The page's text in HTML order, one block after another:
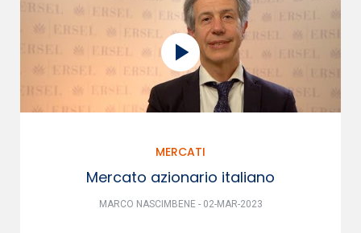
MERCATI
Mercato azionario italiano
MARCO NASCIMBENE - 02-MAR-2023